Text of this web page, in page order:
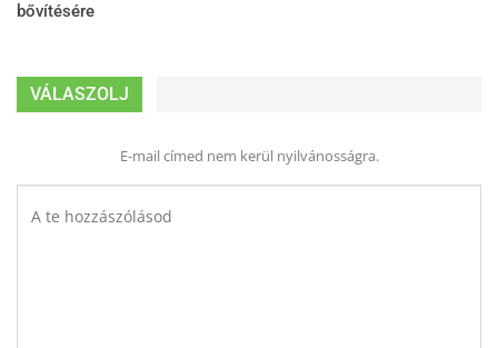
bővítésére
VÁLASZOLJ
E-mail címed nem kerül nyilvánosságra.